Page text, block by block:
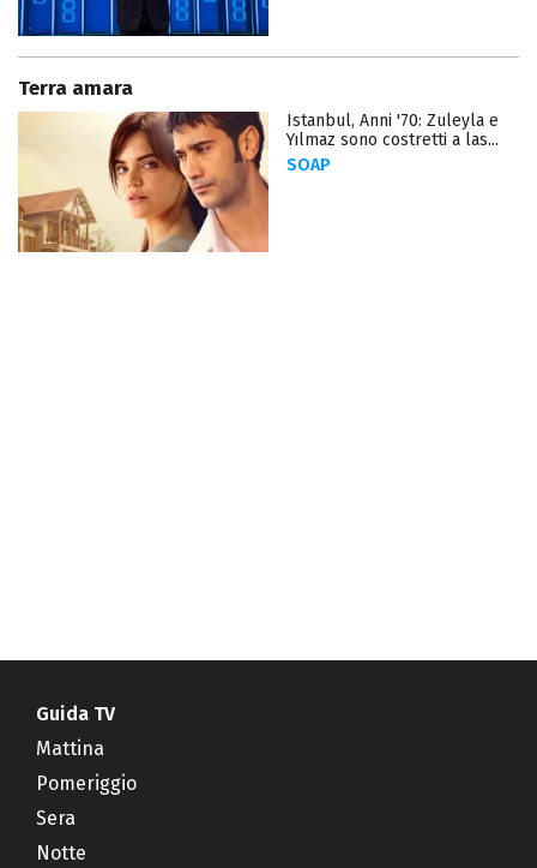
Terra amara
Istanbul, Anni '70: Zuleyla e
Yılmaz sono costretti a las...
SOAP
Guida TV
Mattina
Pomeriggio
Sera
Notte